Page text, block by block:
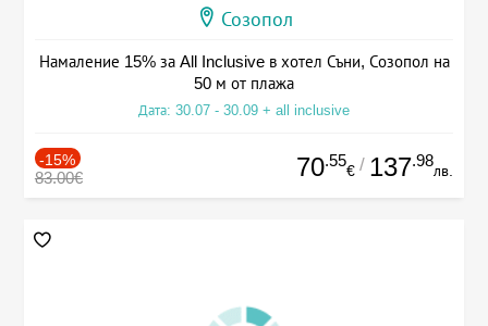
Созопол
Намаление 15% за All Inclusive в хотел Съни, Созопол на
50 м от плажа
Дата: 30.07 - 30.09 + all inclusive
-15%
83.00€ 70.55
€ / 137.98
лв.